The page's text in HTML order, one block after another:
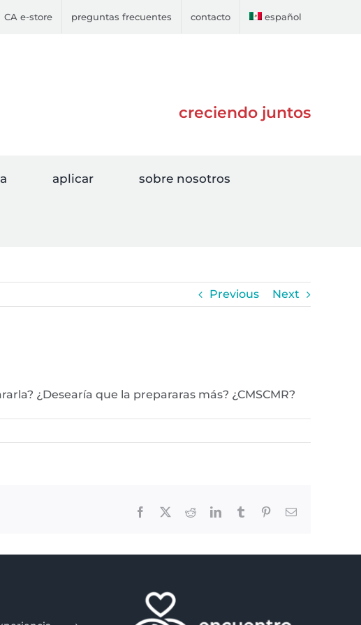
CA e-store preguntas frecuentes contacto español
creciendo juntos
aplicar sobre nosotros
Previous Next
¿Desearía que la prepararas más? ¿CMSCMR?
Facebook RedditLinkedInTumblr PinterestEmail